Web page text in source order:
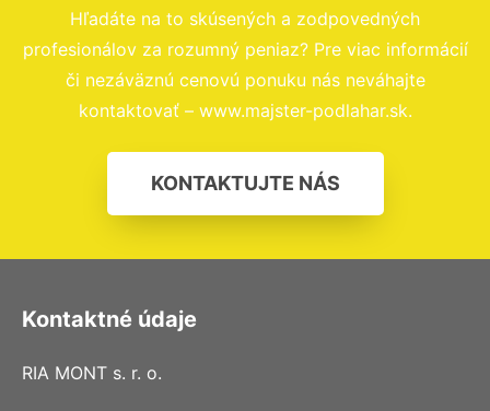
Hľadáte na to skúsených a zodpovedných
profesionálov za rozumný peniaz? Pre viac informácií
či nezáväznú cenovú ponuku nás neváhajte
kontaktovať – www.majster-podlahar.sk.
KONTAKTUJTE NÁS
Kontaktné údaje
RIA MONT s. r. o.